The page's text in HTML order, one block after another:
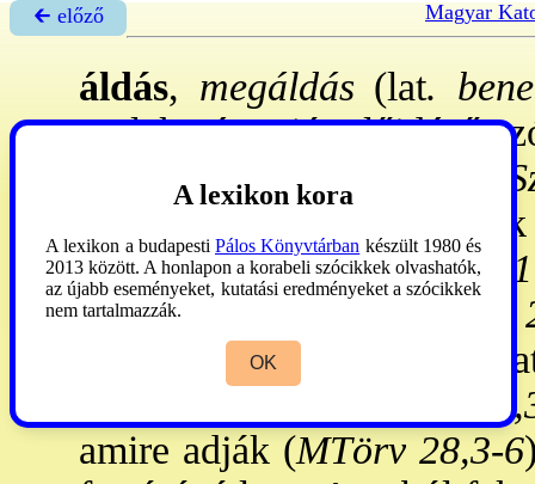
🡰 előző Magyar
áldás, megáldás (lat.
cselekmény, jót előidéző
1. A Szentírásban. a) Az
Olyan konkrét erőt
(MTörv 28,8; Ter
ajándék (
33,11; 1Sám
hatékonyak és
Ter
amire adják (MTörv 28,3-6
A lexikon kora
A lexikon a budapesti Pálos Könyvtárban készült 1980 és
2013 között. A honlapon a korabeli szócikkek olvashatók,
az újabb eseményeket, kutatási eredményeket a szócikkek
nem tartalmazzák.
OK